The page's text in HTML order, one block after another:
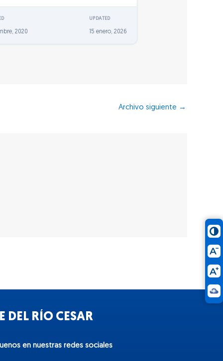
2020
UPDATED
15 enero, 2026
Archivo siguiente →
DEL RÍO CESAR
en nuestras redes sociales